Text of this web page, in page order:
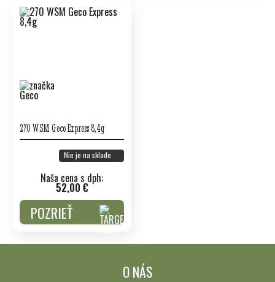
270 WSM Geco Express 8,4g
Nie je na sklade
Naša cena s dph:
52,00 €
POZRIEŤ
O NÁS